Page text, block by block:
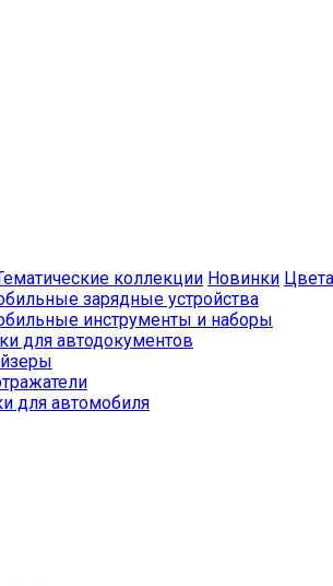
коллекции Новинки Цвета
зарядные устройства
инструменты и наборы
для автодокументов
для автомобиля